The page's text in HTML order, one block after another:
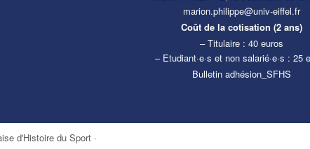
marion.philippe@univ-eiffel.fr
Coût de la cotisation (2 ans)
– Titulaire : 40 euros
– Etudiant·e·s et non salarié·e·s : 25
Bulletin adhésion_SFHS
d'Histoire du Sport·